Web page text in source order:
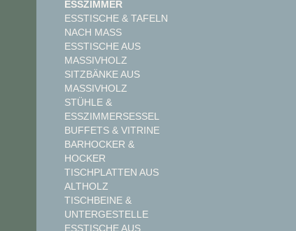
ESSZIMMER
ESSTISCHE & TAFELN
NACH MASS
ESSTISCHE AUS
MASSIVHOLZ
SITZBÄNKE AUS
MASSIVHOLZ
STÜHLE &
ESSZIMMERSESSEL
BUFFETS & VITRINE
BARHOCKER &
HOCKER
TISCHPLATTEN AUS
ALTHOLZ
TISCHBEINE &
UNTERGESTELLE
ESSTISCHE AUS